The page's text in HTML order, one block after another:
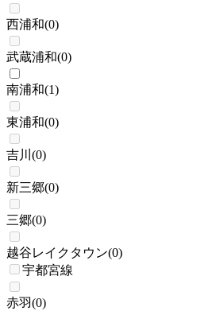
西浦和(0)
武蔵浦和(0)
南浦和(1)
東浦和(0)
吉川 (0)
新三郷(0)
三郷(0)
越谷レイクタウン(0)
宇都宮線
赤羽(0)